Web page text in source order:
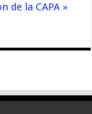
de la CAPA »